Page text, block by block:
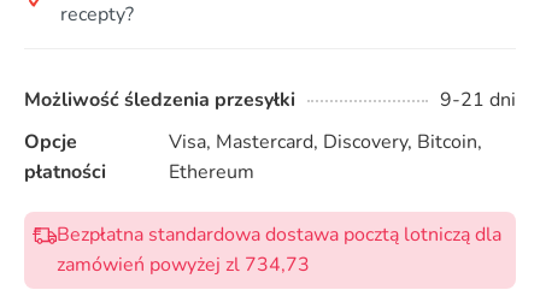
recepty?
Możliwość śledzenia przesyłki
9-21 dni
Opcje
płatności
Visa, Mastercard, Discovery, Bitcoin,
Ethereum
Bezpłatna standardowa dostawa pocztą lotniczą dla
zamówień powyżej zl 734,73